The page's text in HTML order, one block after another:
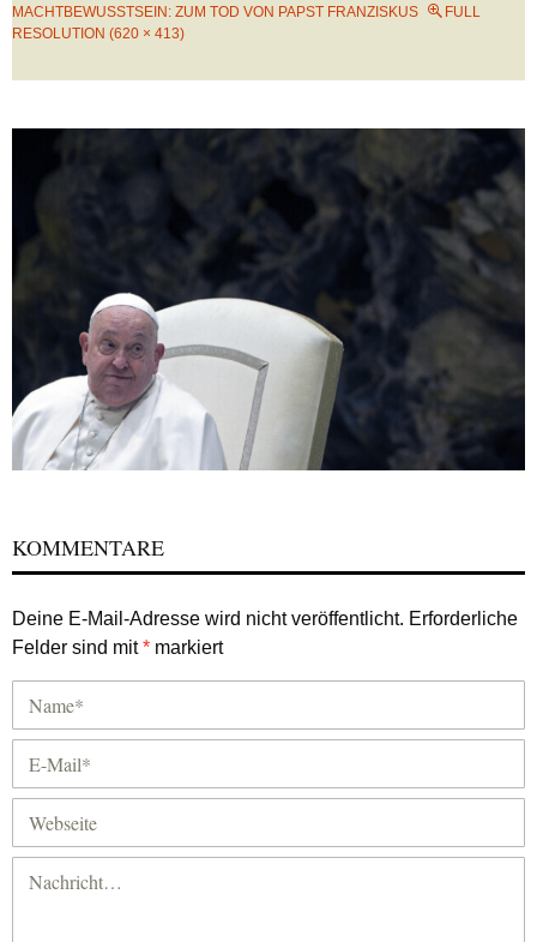
MACHTBEWUSSTSEIN: ZUM TOD VON PAPST FRANZISKUS
FULL
RESOLUTION (620 × 413)
KOMMENTARE
Deine E-Mail-Adresse wird nicht veröffentlicht. Erforderliche
Felder sind mit* markiert